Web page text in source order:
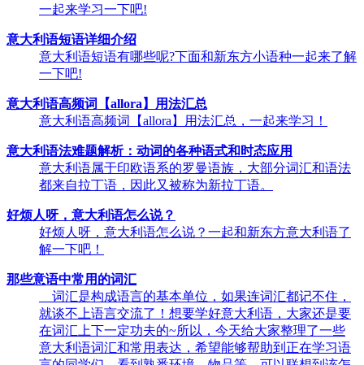
一起来学习一下吧!
意大利语短语详细介绍
意大利语短语有哪些呢?下面和新东方小语种一起来了解
一下吧!
意大利语高频词【allora】用法汇总
意大利语高频词【allora】用法汇总，一起来学习！
意大利语法难题解析：动词的各种语式和时态应用
意大利语属于印欧语系的罗曼语族，大部分词汇和语法
都来自拉丁语，因此又被称为新拉丁语。
好烦人呀，意大利语怎么说？
好烦人呀，意大利语怎么说？一起和新东方意大利语了
解一下吧！
那些意语中常用的词汇
词汇是构成语言的基本单位，如果连词汇都记不住，
就谈不上语言交流了！想要学好意大利语，大家还是要
在词汇上下一定功夫的~所以，今天给大家整理了一些
意大利语词汇和常用表达，希望能够帮助到正在学习语